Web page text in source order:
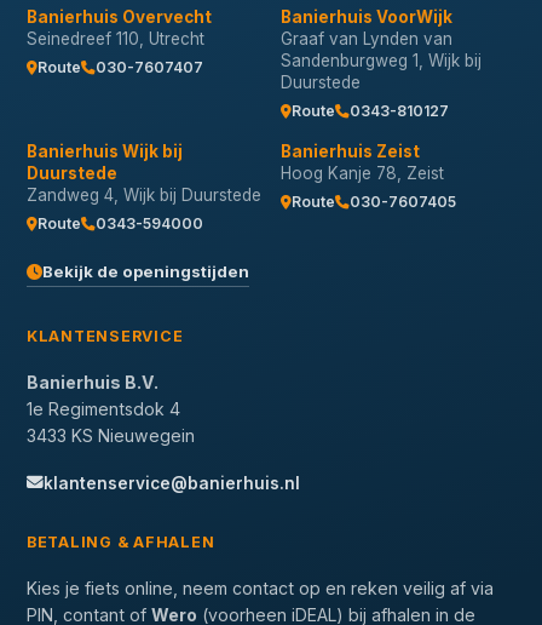
Banierhuis Overvecht
Seinedreef 110, Utrecht
Route 030-7607407
Banierhuis VoorWijk
Graaf van Lynden van
Sandenburgweg 1, Wijk bij
Duurstede
Route 0343-810127
Banierhuis Wijk bij
Duurstede
Zandweg 4, Wijk bij Duurstede
Route 0343-594000
Banierhuis Zeist
Hoog Kanje 78, Zeist
Route 030-7607405
Bekijk de openingstijden
KLANTENSERVICE
Banierhuis B.V.
1e Regimentsdok 4
3433 KS Nieuwegein
klantenservice@banierhuis.nl
BETALING & AFHALEN
Kies je fiets online, neem contact op en reken veilig af via
PIN, contant of Wero (voorheen iDEAL) bij afhalen in de